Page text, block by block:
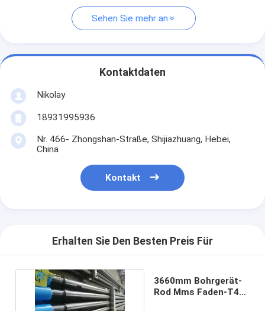
Sehen Sie mehr an
Kontaktdaten
Nikolay
18931995936
Nr. 466- Zhongshan-Straße, Shijiazhuang, Hebei,
China
Kontakt
Erhalten Sie Den Besten Preis Für
3660mm Bohrgerät-
Rod Mms Faden-T45